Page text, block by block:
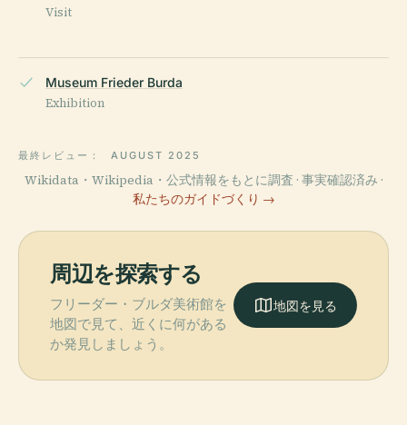
Visit
Museum Frieder Burda
Exhibition
最終レビュー： AUGUST 2025
Wikidata・Wikipedia・公式情報をもとに調査 · 事実確認済み ·
私たちのガイドづくり →
周辺を探索する
フリーダー・ブルダ美術館を
地図で見て、近くに何がある
か発見しましょう。
地図を見る